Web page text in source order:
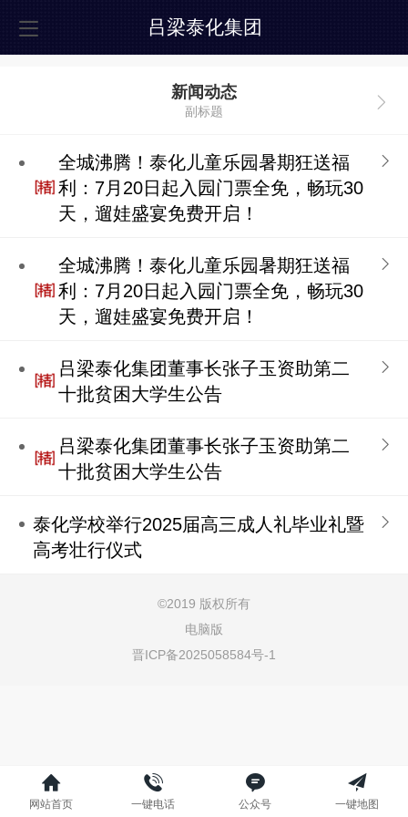
吕梁泰化集团
新闻动态
副标题
全城沸腾！泰化儿童乐园暑期狂送福
利：7月20日起入园门票全免，畅玩30
天，遛娃盛宴免费开启！
全城沸腾！泰化儿童乐园暑期狂送福
利：7月20日起入园门票全免，畅玩30
天，遛娃盛宴免费开启！
吕梁泰化集团董事长张子玉资助第二
十批贫困大学生公告
吕梁泰化集团董事长张子玉资助第二
十批贫困大学生公告
泰化学校举行2025届高三成人礼毕业礼暨
高考壮行仪式
©2019 版权所有
电脑版
晋ICP备2025058584号-1
网站首页 一键电话 公众号 一键地图